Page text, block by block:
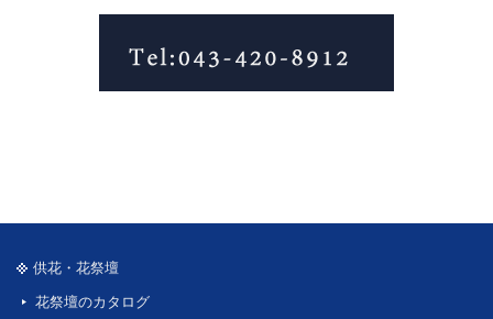
供花・花祭壇
花祭壇のカタログ